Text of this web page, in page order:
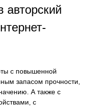
авторский
с повышенной
запасом прочности,
А также с
с